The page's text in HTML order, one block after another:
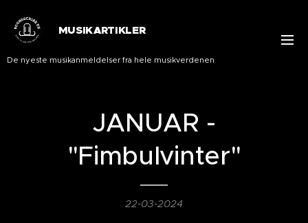
MUSIKARTIKLER
De nyeste musikanmeldelser fra hele musikverdenen
JANUAR -
"Fimbulvinter"
22-03-2024